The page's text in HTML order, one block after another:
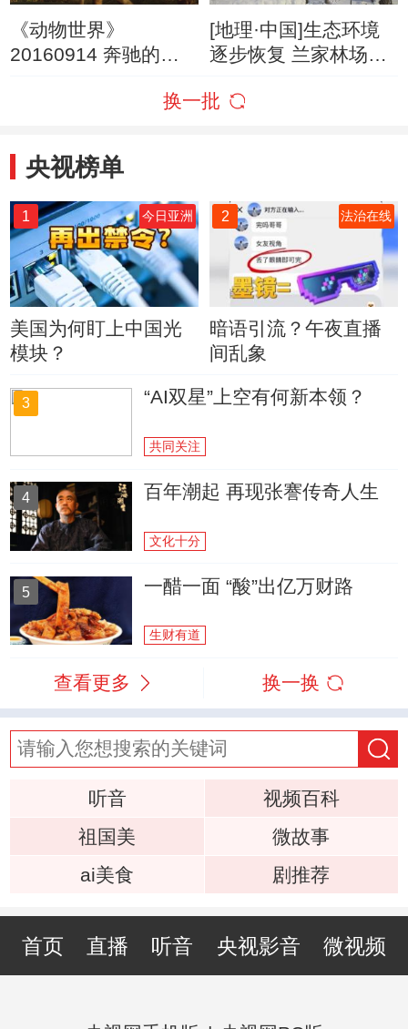
《动物世界》
20160914 奔驰的梦
[地理·中国]生态环境
逐步恢复 兰家林场的
多
换一批
央视榜单
1 今日亚洲
美国为何盯上中国光
模块？
2 法治在线
暗语引流？午夜直播
间乱象
3 “AI双星”上空有何新本领？
共同关注
4 百年潮起 再现张謇传奇人生
文化十分
5 一醋一面 “酸”出亿万财路
生财有道
查看更多 换一换
听音
视频百科
祖国美
微故事
ai美食
剧推荐
首页 直播 听音 央视影音 微视频